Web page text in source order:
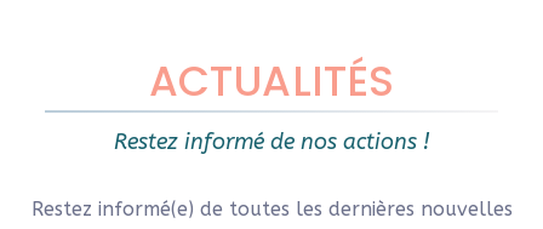
ACTUALITÉS
Restez informé de nos actions !
Restez informé(e) de toutes les dernières nouvelles